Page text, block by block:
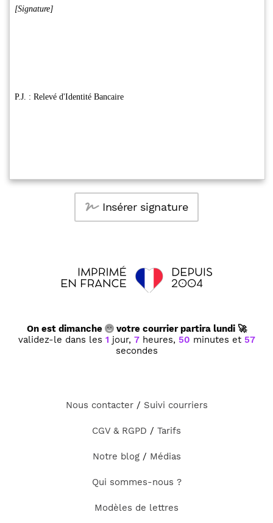
Insérer signature
On est dimanche
votre courrier partira lundi 🚀
validez-le dans les 1 jour, 7heures, 50 minutes et 57
secondes
Nous contacter/ Suivi courriers
CGV & RGPD / Tarifs
Notre blog/ Médias
Qui sommes-nous ?
Modèles de lettres